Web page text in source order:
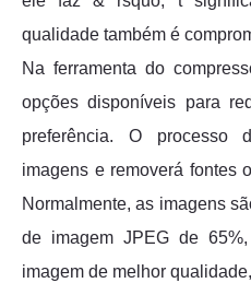
qualidade também é
Na ferramenta do
opções disponíveis para
preferência. O processo
imagens e removerá fontes
Normalmente, as imagens
de imagem JPEG de
imagem de melhor